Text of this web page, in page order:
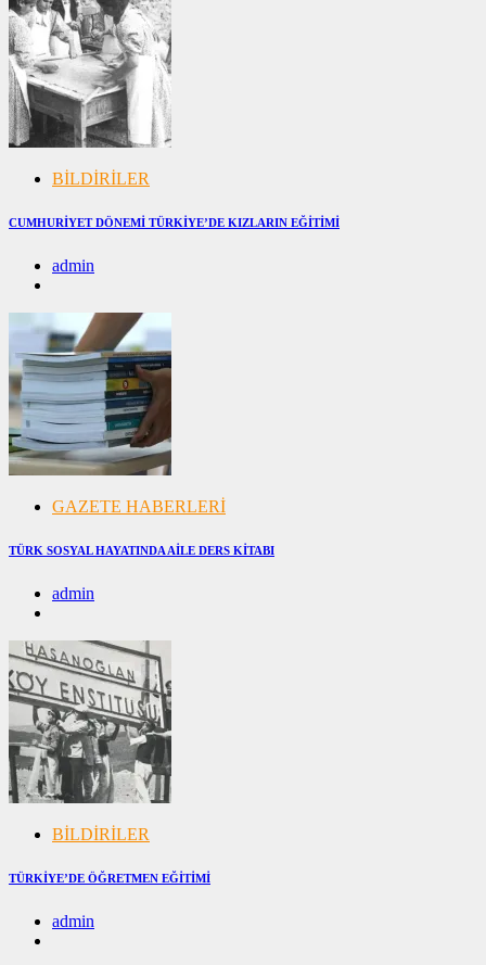
BİLDİRİLER
CUMHURİYET DÖNEMİ TÜRKİYE’DE KIZLARIN EĞİTİMİ
admin
GAZETE HABERLERİ
TÜRK SOSYAL HAYATINDA AİLE DERS KİTABI
admin
BİLDİRİLER
TÜRKİYE’DE ÖĞRETMEN EĞİTİMİ
admin